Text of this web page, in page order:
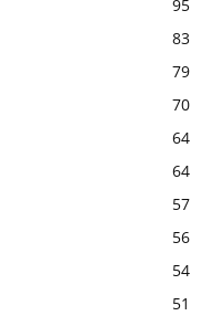
95
83
79
70
64
64
57
56
54
51